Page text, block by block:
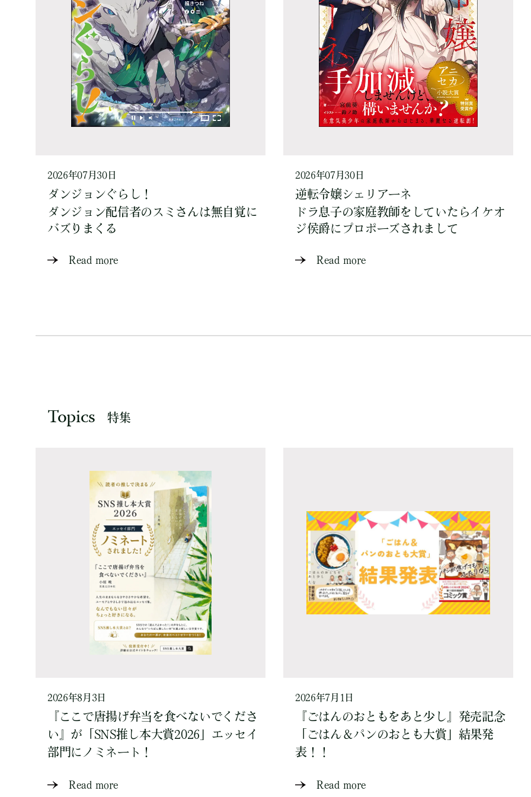
2026年07月30日
ダンジョンぐらし！
ダンジョン配信者のスミさんは無自覚に
バズりまくる
Read more
2026年07月30日
逆転令嬢シェリアーネ
ドラ息子の家庭教師をしていたらイケオ
ジ侯爵にプロポーズされまして
Read more
Topics 特集
2026年8月3日
『ここで唐揚げ弁当を食べないでくださ
い』が「SNS推し本大賞2026」エッセイ
部門にノミネート！
Read more
2026年7月1日
『ごはんのおともをあと少し』発売記念
「ごはん＆パンのおとも大賞」結果発
表！！
Read more